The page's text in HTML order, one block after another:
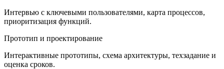
Интервью с ключевыми пользователями, карта процессов,
приоритизация функций.
Прототип и проектирование
Интерактивные прототипы, схема архитектуры, техзадание и
оценка сроков.